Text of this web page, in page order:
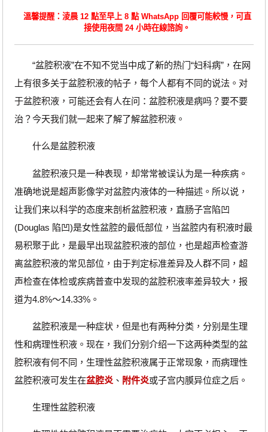
溫馨提醒：淩晨 12 點至早上 8 點 WhatsApp 回覆可能較慢，可直
接使用夜間 24 小時在線諮詢。
“盆腔积液”在不知不觉当中成了新的热门“妇科病”，在网
上有很多关于盆腔积液的帖子，每个人都有不同的说法。对
于盆腔积液，可能还会有人在问：盆腔积液是病吗？要不要
治？今天我们就一起来了解了解盆腔积液。
什么是盆腔积液
盆腔积液只是一种表现，却常常被误认为是一种疾病。
准确地说是超声影像学对盆腔内液体的一种描述。所以说，
让我们来以科学的态度来剖析盆腔积液，直肠子宫陷凹
(Douglas 陷凹)是女性盆腔的最低部位，当盆腔内有积液时最
易积聚于此，是最早出现盆腔积液的部位，也是超声检查游
离盆腔积液的常见部位，由于判定标准差异及人群不同，超
声检查在体检或疾病普查中发现的盆腔积液率差异较大，报
道为4.8%～14.33%。
盆腔积液是一种症状，但是也有两种分类，分别是生理
性和病理性积液。现在，我们分别介绍一下这两种类型的盆
腔积液有何不同，生理性盆腔积液属于正常现象，而病理性
盆腔积液可发生在盆腔炎、 附件炎或子宫内膜异位症之后。
生理性盆腔积液